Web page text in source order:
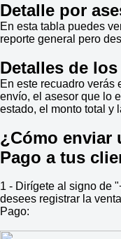
Detalle por
En esta tabla puedes
reporte general pero
Detalles de
En este recuadro verás
envío, el asesor que lo
estado, el monto total y
¿Cómo enviar
Pago a tus
1 - Dirígete al signo de
desees registrar la
Pago: